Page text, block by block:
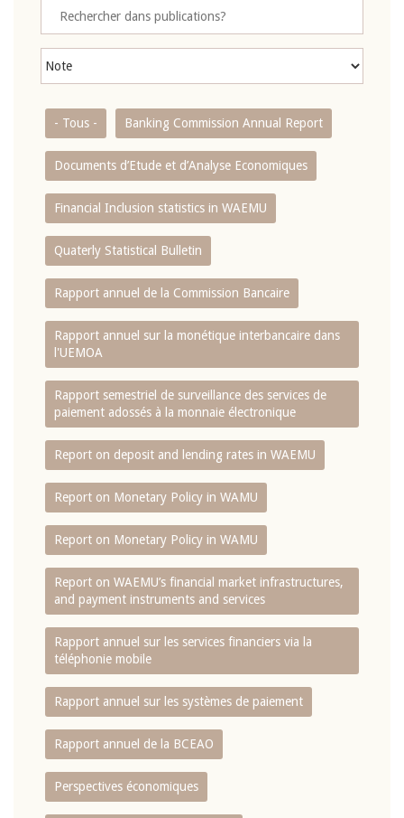
- Tous - Banking Commission Annual Report
Documents d’Etude et d’Analyse Economiques
Financial Inclusion statistics in WAEMU
Quaterly Statistical Bulletin
Rapport annuel de la Commission Bancaire
Rapport annuel sur la monétique interbancaire dans
l'UEMOA
Rapport semestriel de surveillance des services de
paiement adossés à la monnaie électronique
Report on deposit and lending rates in WAEMU
Report on Monetary Policy in WAMU
Report on Monetary Policy in WAMU
Report on WAEMU’s financial market infrastructures,
and payment instruments and services
Rapport annuel sur les services financiers via la
téléphonie mobile
Rapport annuel sur les systèmes de paiement
Rapport annuel de la BCEAO
Perspectives économiques